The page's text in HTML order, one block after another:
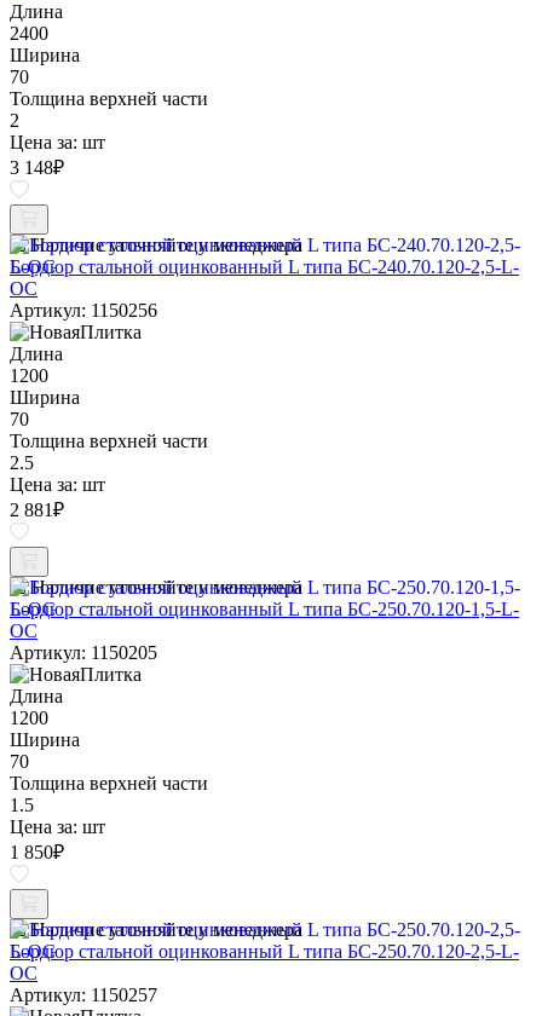
Длина
2400
Ширина
70
Толщина верхней части
2
Цена за: шт
3 148₽
Наличие уточняйте у менеджера
Бордюр стальной оцинкованный L типа БС-240.70.120-2,5-L-
ОС
Артикул: 1150256
Длина
1200
Ширина
70
Толщина верхней части
2.5
Цена за: шт
2 881₽
Наличие уточняйте у менеджера
Бордюр стальной оцинкованный L типа БС-250.70.120-1,5-L-
ОС
Артикул: 1150205
Длина
1200
Ширина
70
Толщина верхней части
1.5
Цена за: шт
1 850₽
Наличие уточняйте у менеджера
Бордюр стальной оцинкованный L типа БС-250.70.120-2,5-L-
ОС
Артикул: 1150257